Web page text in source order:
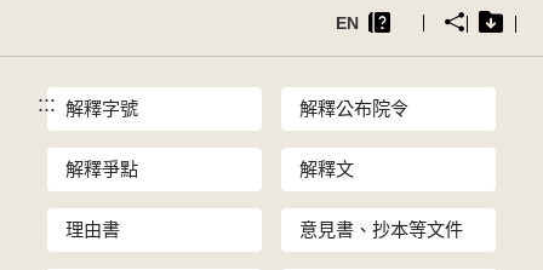
EN
::: 解釋字號 解釋公布院令
解釋爭點 解釋文
理由書 意見書、抄本等文件